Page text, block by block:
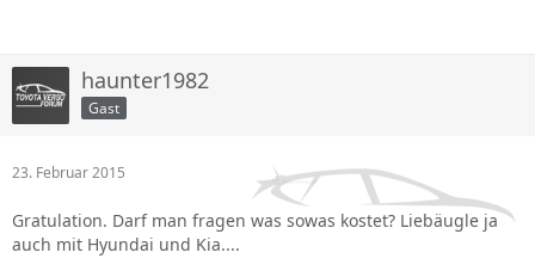
haunter1982
Gast
23. Februar 2015
Gratulation. Darf man fragen was sowas kostet? Liebäugle ja
auch mit Hyundai und Kia....